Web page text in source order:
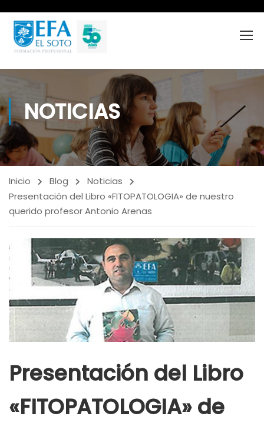
NOTICIAS
Inicio Blog
Noticias
Presentación del Libro «FITOPATOLOGIA» de nuestro
querido profesor Antonio Arenas
Presentación del Libro
«FITOPATOLOGIA» de